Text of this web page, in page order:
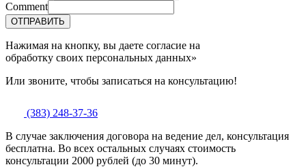
Comment
ОТПРАВИТЬ
Нажимая на кнопку, вы даете согласие на
обработку своих персональных данных»
Или звоните, чтобы записаться на консультацию!
(383) 248-37-36
В случае заключения договора на ведение дел, консультация
бесплатна. Во всех остальных случаях стоимость
консультации 2000 рублей (до 30 минут).